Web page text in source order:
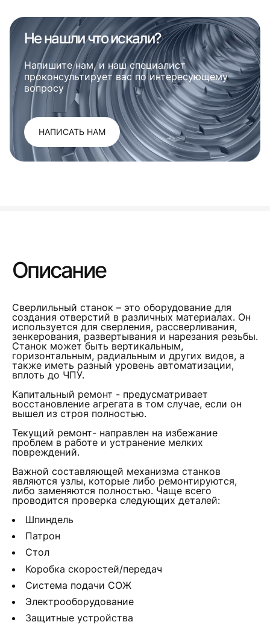
Не нашли что искали?
Напишите нам, и наш специалист
проконсультирует вас по интересующему
вопросу
НАПИСАТЬ НАМ
Описание
Сверлильный станок – это оборудование для
создания отверстий в различных материалах. Он
используется для сверления, рассверливания,
зенкерования, развертывания и нарезания резьбы.
Станок может быть вертикальным,
горизонтальным, радиальным и других видов, а
также иметь разный уровень автоматизации,
вплоть до ЧПУ.
Капитальный ремонт - предусматривает
восстановление агрегата в том случае, если он
вышел из строя полностью.
Текущий ремонт- направлен на избежание
проблем в работе и устранение мелких
повреждений.
Важной составляющей механизма станков
являются узлы, которые либо ремонтируются,
либо заменяются полностью. Чаще всего
проводится проверка следующих деталей:
Шпиндель
Патрон
Стол
Коробка скоростей/передач
Система подачи СОЖ
Электрооборудование
Защитные устройства